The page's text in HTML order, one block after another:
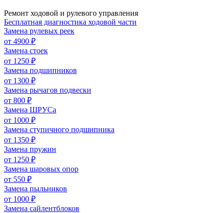
Ремонт ходовой и рулевого управления
Бесплатная диагностика ходовой части
Замена рулевых реек
от 4900 ₽
Замена стоек
от 1250 ₽
Замена подшипников
от 1300 ₽
Замена рычагов подвески
от 800 ₽
Замена ШРУСа
от 1000 ₽
Замена ступичного подшипника
от 1350 ₽
Замена пружин
от 1250 ₽
Замена шаровых опор
от 550 ₽
Замена пыльников
от 1000 ₽
Замена сайлентблоков